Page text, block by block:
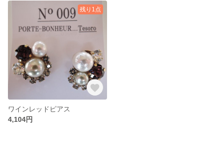
残り1点
ワインレッドピアス
4,104円